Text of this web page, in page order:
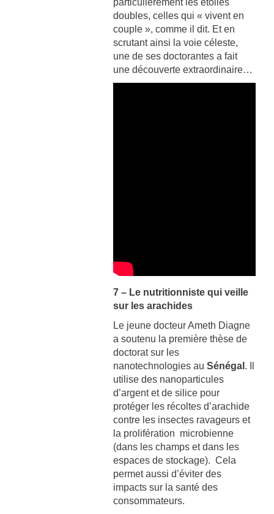
particulièrement les étoiles
doubles, celles qui « vivent en
couple », comme il dit. Et en
scrutant ainsi la voie céleste,
une de ses doctorantes a fait
une découverte extraordinaire…
7 – Le nutritionniste qui veille
sur les arachides
Le jeune docteur Ameth Diagne
a soutenu la première thèse de
doctorat sur les
nanotechnologies auSénégal . Il
utilise des nanoparticules
d’argent et de silice pour
protéger les récoltes d’arachide
contre les insectes ravageurs et
la prolifération microbienne
(dans les champs et dans les
espaces de stockage). Cela
permet aussi d’éviter des
impacts sur la santé des
consommateurs.